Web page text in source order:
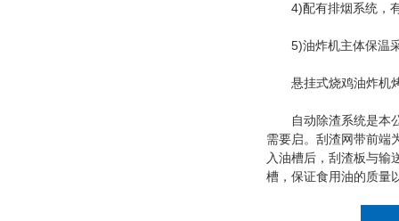
4)配有排烟系统，有
5)油炸机主体保温采
悬挂式烧鸡油炸机烤
自动除渣系统是本公
需要启。刮渣网带前端
入油槽后，刮渣板与输
槽，保证食用油的质量